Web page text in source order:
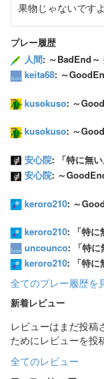
果物じゃないですよ
プレー履歴
人間: ～BadEnd
keita68: ～
kusokuso: ～
kusokuso: ～
安心院: 「特に無
安心院: ～
keroro210: ～
keroro210: 「特に
uncounco: 「特に
keroro210: 「特に
全てのプレー履歴を
新着レビュー
レビューはまだ投稿
ためにレビューを投
全てのレビュー